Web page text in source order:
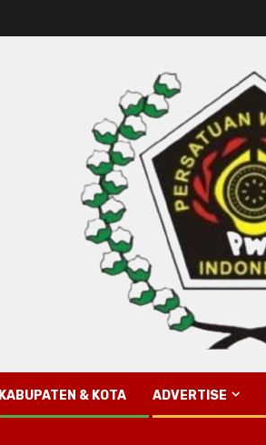
KABUPATEN & KOTA ADVERTISE